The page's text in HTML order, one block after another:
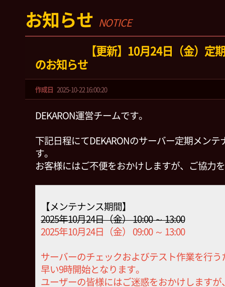
お知らせ NOTICE
【更新】10月24日（金）定
のお知らせ
作成日 2025-10-22 16:00:20
DEKARON運営チームです。
下記日程にてDEKARONのサーバー定期メン
す。
お客様にはご不便をおかけしますが、ご協力
【メンテナンス期間】
2025年10月24日（金） 10:00 ～ 13:00
2025年10月24日（金） 09:00 ～ 13:00
サーバーのチェックおよびテスト作業を行う
早い9時開始となります。
ユーザーの皆様にはご迷惑をおかけしますが